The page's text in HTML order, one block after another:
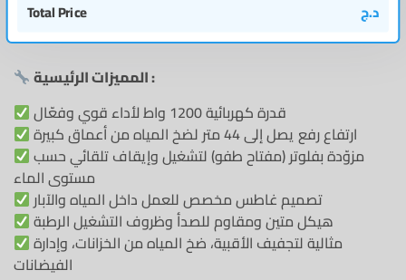
Total Price
د.ج
المميزات الرئيسية :
قدرة كهربائية 1200 واط لأداء قوي وفعّال
ارتفاع رفع يصل إلى 44 متر لضخ المياه من أعماق كبيرة
مزوّدة بفلوتر (مفتاح طفو) لتشغيل وإيقاف تلقائي حسب
مستوى الماء
تصميم غاطس مخصص للعمل داخل المياه والآبار
هيكل متين ومقاوم للصدأ وظروف التشغيل الرطبة
مثالية لتجفيف الأقبية، ضخ المياه من الخزانات، وإدارة
الفيضانات